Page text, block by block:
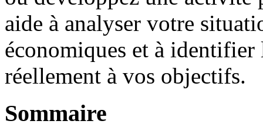
aide à analyser votre
économiques et à
réellement à vos objectifs.
Sommaire